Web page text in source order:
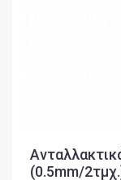
(0.5mm/